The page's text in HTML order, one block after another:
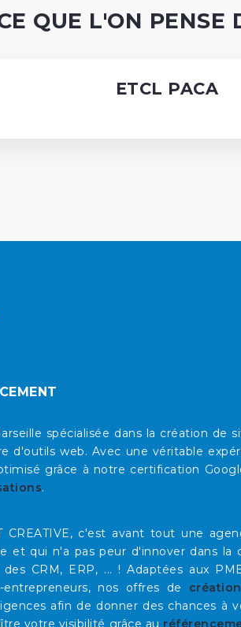
QUE L'ON PENSE
ETCL PACA
spécialisée dans la création de
d'outils web. Avec une véritable
grâce à notre certification
.
CREATIVE, c'est avant tout une
et qui n'a pas peur d'innover dans la
CRM, ERP, ... ! Adaptées aux
nos offres de
afin de donner des chances à
votre visibilité grâce au